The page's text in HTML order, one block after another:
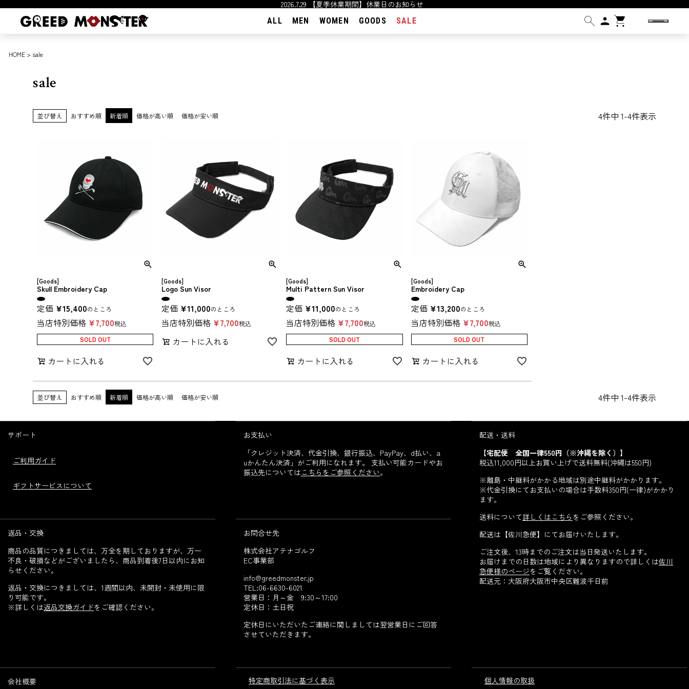
2026.7.29 【夏季休業期間】休業日のお知らせ
ALL MEN WOMEN GOODS SALE
HOME sale
sale
並び替え おすすめ順 新着順 価格が高い順 価格が安い順 4件中 1-4件表示
[Goods]
Skull Embroidery Cap
定価 ¥15,400のところ
当店特別価格 ¥7,700税込
SOLD OUT
カートに入れる
[Goods]
Logo Sun Visor
定価 ¥11,000のところ
当店特別価格 ¥7,700税込
カートに入れる
[Goods]
Multi Pattern Sun Visor
定価 ¥11,000のところ
当店特別価格 ¥7,700税込
SOLD OUT
カートに入れる
[Goods]
Embroidery Cap
定価 ¥13,200のところ
当店特別価格 ¥7,700税込
SOLD OUT
カートに入れる
並び替え おすすめ順 新着順 価格が高い順 価格が安い順 4件中 1-4件表示
サポート
ご利用ガイド
ギフトサービスについて
お支払い
「クレジット決済、代金引換、銀行振込、PayPay、d払い、a
uかんたん決済」がご利用になれます。 支払い可能カードやお
振込先については こちらをご参照ください。
配送・送料
【宅配便 全国一律550円（※沖縄を除く）】
税込11,000円以上お買い上げで送料無料(沖縄は550円)
※離島・中継料がかかる地域は別途中継料がかかります。
※代金引換にてお支払いの場合は手数料350円(一律)がかかり
ます。
送料について詳しくはこちら をご参照ください。
配送は【佐川急便】にてお届けいたします。
ご注文後、13時までのご注文は当日発送いたします。
お届けまでの日数は地域により異なりますので詳しくは佐川
急便様のページをご覧ください。
配送元：大阪府大阪市中央区難波千日前
返品・交換
商品の品質につきましては、万全を期しておりますが、万一
不良・破損などがございましたら、商品到着後7日以内にお知
らせください。
返品・交換につきましては、1週間以内、未開封・未使用に限
り可能です。
※詳しくは返品交換ガイドをご確認ください。
お問合せ先
株式会社アテナゴルフ
EC事業部
info@greedmonster.jp
TEL:06-6630-6021
営業日：月～金 9:30～17:00
定休日：土日祝
定休日にいただいたご連絡に関しましては翌営業日にご回答
させていただきます。
会社概要 特定商取引法に基づく表示 個人情報の取扱